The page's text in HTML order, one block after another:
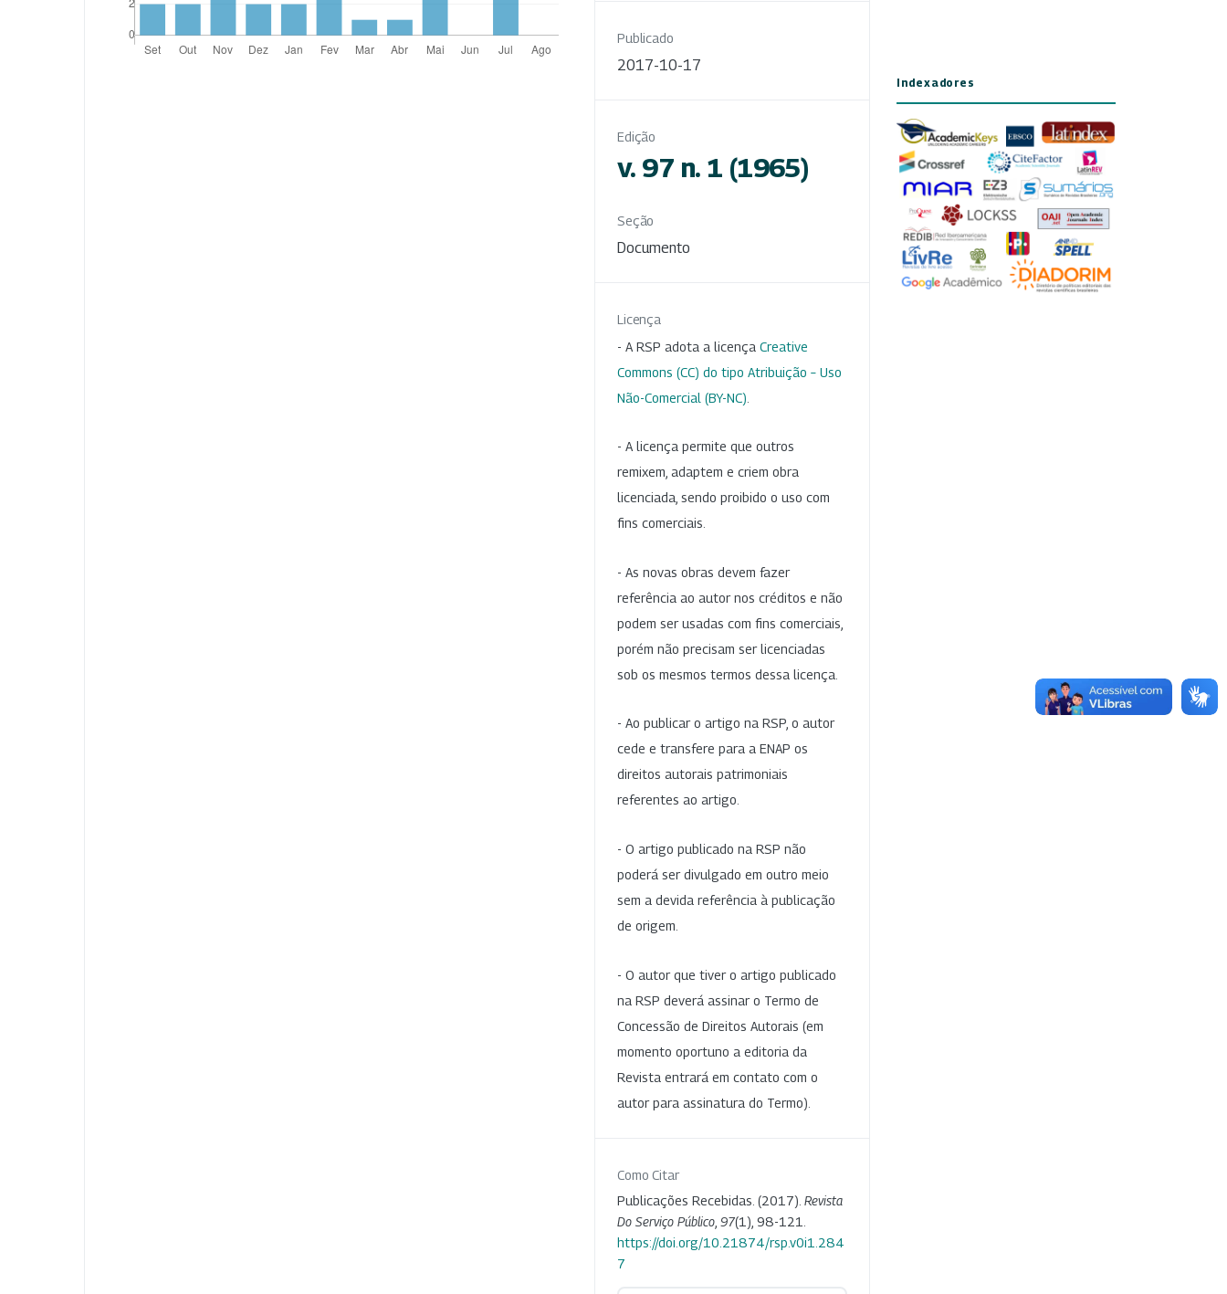
Publicado
2017-10-17
Edição
v. 97 n. 1 (1965)
Seção
Documento
Licença
- A RSP adota a licença Creative
Commons (CC) do tipo Atribuição – Uso
Não-Comercial (BY-NC)
- A licença permite que outros
remixem, adaptem e criem obra
licenciada, sendo proibido o uso com
fins comerciais.
- As novas obras devem fazer
referência ao autor nos créditos e não
podem ser usadas com fins comerciais,
porém não precisam ser licenciadas
sob os mesmos termos dessa licença.
- Ao publicar o artigo na RSP, o autor
cede e transfere para a ENAP os
direitos autorais patrimoniais
referentes ao artigo.
- O artigo publicado na RSP não
poderá ser divulgado em outro meio
sem a devida referência à publicação
de origem.
- O autor que tiver o artigo publicado
na RSP deverá assinar o Termo de
Concessão de Direitos Autorais (em
momento oportuno a editoria da
Revista entrará em contato com o
autor para assinatura do Termo).
Como Citar
Publicações Recebidas. (2017). Revista
Do Serviço Público 97(1), 98-121.
https://doi.org/10.21874/rsp.v0i1.284
7
Indexadores